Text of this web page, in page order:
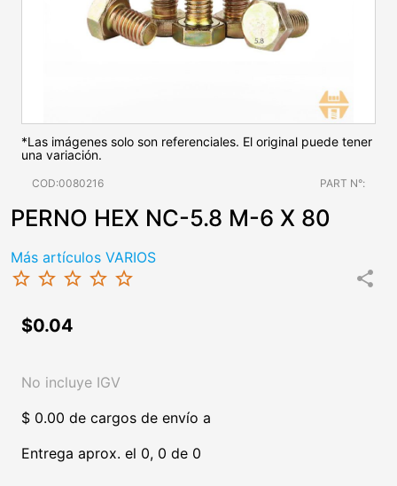
*Las imágenes solo son referenciales. El original puede tener
una variación.
COD:0080216 PART N°:
PERNO HEX NC-5.8 M-6 X 80
Más artículos VARIOS
star_border star_border star_border star_border star_border share
$0.04
No incluye IGV
$ 0.00 de cargos de envío a
Entrega aprox. el 0, 0 de 0